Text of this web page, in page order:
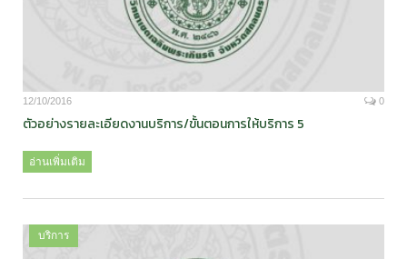
12/10/2016 0
ตัวอย่างรายละเอียดงานบริการ/ขั้นตอนการให้บริการ 5
อ่านเพิ่มเติม
บริการ